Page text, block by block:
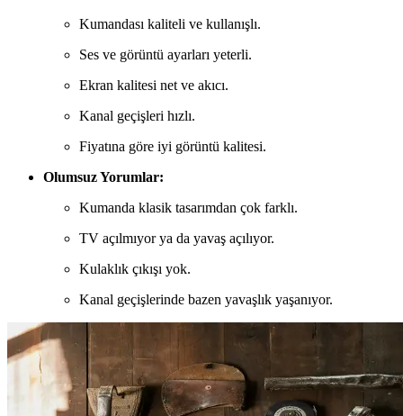
Kumandası kaliteli ve kullanışlı.
Ses ve görüntü ayarları yeterli.
Ekran kalitesi net ve akıcı.
Kanal geçişleri hızlı.
Fiyatına göre iyi görüntü kalitesi.
Olumsuz Yorumlar:
Kumanda klasik tasarımdan çok farklı.
TV açılmıyor ya da yavaş açılıyor.
Kulaklık çıkışı yok.
Kanal geçişlerinde bazen yavaşlık yaşanıyor.